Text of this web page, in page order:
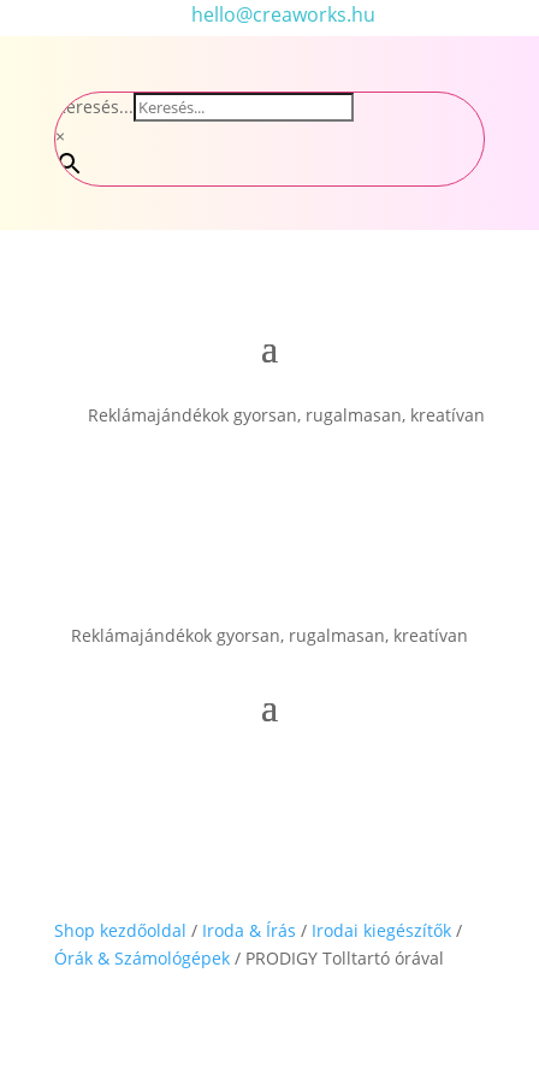
hello@creaworks.hu
Keresés...
×
Reklámajándékok gyorsan, rugalmasan, kreatívan
Reklámajándékok gyorsan, rugalmasan, kreatívan
Shop kezdőoldal / Iroda & Írás / Irodai kiegészítők/
Órák & Számológépek/ PRODIGY Tolltartó órával